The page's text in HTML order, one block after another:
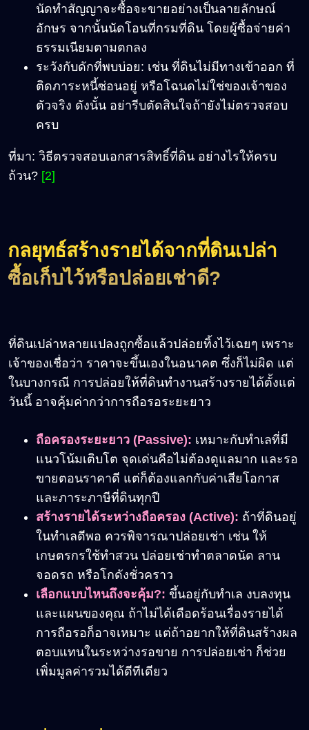
นัดทำสัญญาจะซื้อจะขายอย่างเป็นลายลักษณ์
อักษร จากนั้นนัดโอนที่กรมที่ดิน โดยผู้ซื้อจ่ายค่า
ธรรมเนียมตามตกลง
ระวังกับดักที่พบบ่อย: เช่น ที่ดินไม่มีทางเข้าออก ที่
ติดภาระหนี้ซ่อนอยู่ หรือโฉนดไม่ใช่ของเจ้าของ
ตัวจริง ดังนั้น อย่ารีบตัดสินใจถ้ายังไม่ตรวจสอบ
ครบ
ที่มา: วิธีตรวจสอบเอกสารสิทธิ์ที่ดิน อย่างไรให้ครบ
ถ้วน? [2]
กลยุทธ์สร้างรายได้จากที่ดินเปล่า
ซื้อเก็บไว้หรือปล่อยเช่าดี?
ที่ดินเปล่าหลายแปลงถูกซื้อแล้วปล่อยทิ้งไว้เฉยๆ เพราะ
เจ้าของเชื่อว่า ราคาจะขึ้นเองในอนาคต ซึ่งก็ไม่ผิด แต่
ในบางกรณี การปล่อยให้ที่ดินทำงานสร้างรายได้ตั้งแต่
วันนี้ อาจคุ้มค่ากว่าการถือรอระยะยาว
ถือครองระยะยาว (Passive): เหมาะกับทำเลที่มี
แนวโน้มเติบโต จุดเด่นคือไม่ต้องดูแลมาก และรอ
ขายตอนราคาดี แต่ก็ต้องแลกกับค่าเสียโอกาส
และภาระภาษีที่ดินทุกปี
สร้างรายได้ระหว่างถือครอง (Active): ถ้าที่ดินอยู่
ในทำเลดีพอ ควรพิจารณาปล่อยเช่า เช่น ให้
เกษตรกรใช้ทำสวน ปล่อยเช่าทำตลาดนัด ลาน
จอดรถ หรือโกดังชั่วคราว
เลือกแบบไหนถึงจะคุ้ม?: ขึ้นอยู่กับทำเล งบลงทุน
และแผนของคุณ ถ้าไม่ได้เดือดร้อนเรื่องรายได้
การถือรอก็อาจเหมาะ แต่ถ้าอยากให้ที่ดินสร้างผล
ตอบแทนในระหว่างรอขาย การปล่อยเช่า ก็ช่วย
เพิ่มมูลค่ารวมได้ดีทีเดียว